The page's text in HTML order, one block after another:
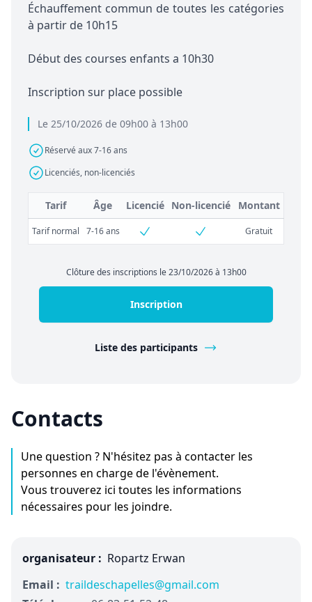
Le 25/10/2026 de 09h00 à 13h00
Réservé aux 7-16 ans
Licenciés, non-licenciés
Échauffement commun de toutes les catégories
à partir de 10h15
Début des courses enfants a 10h30
Inscription sur place possible
Tarif Âge Licencié Non-licencié Montant
Tarif normal 7-16 ans Gratuit
Clôture des inscriptions le 23/10/2026 à 13h00
Inscription
Liste des participants
Contacts
Une question ? N'hésitez pas à contacter les
personnes en charge de l'évènement.
Vous trouverez ici toutes les informations
nécessaires pour les joindre.
organisateur : Ropartz Erwan
Email : traildeschapelles@gmail.com